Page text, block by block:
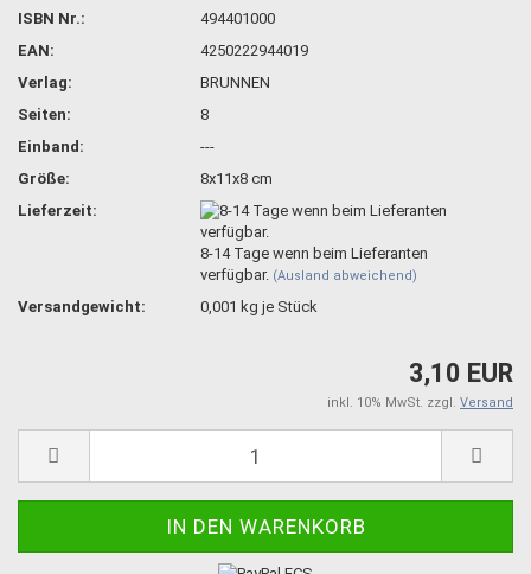
ISBN Nr.:
494401000
EAN:
4250222944019
Verlag:
BRUNNEN
Seiten:
8
Einband:
---
Größe:
8x11x8 cm
Lieferzeit:
8-14 Tage wenn beim Lieferanten
verfügbar. (Ausland abweichend)
Versandgewicht: 0,001 kg je Stück
3,10 EUR
inkl. 10% MwSt. zzgl. Versand